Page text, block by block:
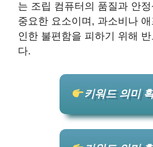
는 조립 컴퓨터의 품질과 안
중요한 요소이며, 과소비나
인한 불편함을 피하기 위해
다.
키워드 의미